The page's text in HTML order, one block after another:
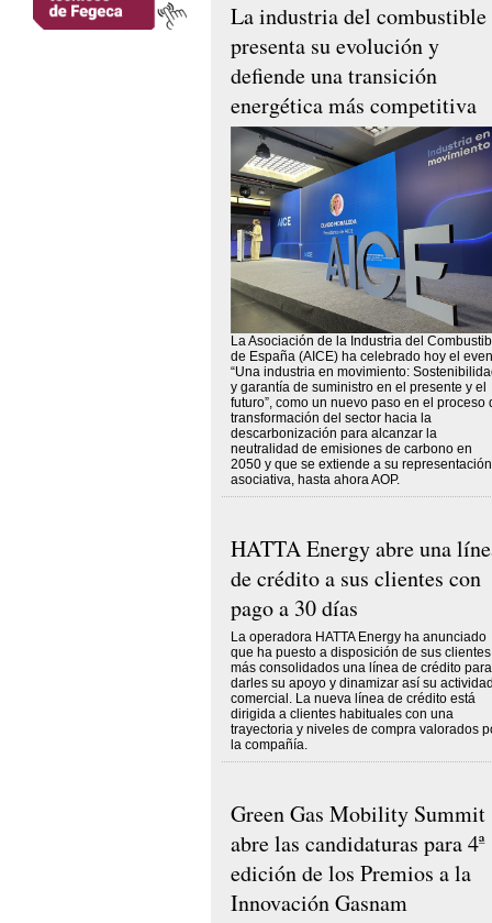
La industria del combustible
presenta su evolución y
defiende una transición
energética más competitiva
La Asociación de la Industria del
de España (AICE) ha celebrado hoy el
“Una industria en movimiento:
y garantía de suministro en el presente y el
futuro”, como un nuevo paso en el proceso
transformación del sector hacia la
descarbonización para alcanzar la
neutralidad de emisiones de carbono en
2050 y que se extiende a su representación
asociativa, hasta ahora AOP.
HATTA Energy abre una
de crédito a sus clientes con
pago a 30 días
La operadora HATTA Energy ha anunciado
que ha puesto a disposición de sus clientes
más consolidados una línea de crédito para
darles su apoyo y dinamizar así su
comercial. La nueva línea de crédito está
dirigida a clientes habituales con una
trayectoria y niveles de compra valorados
la compañía.
Green Gas Mobility Summit
abre las candidaturas para 4ª
edición de los Premios a la
Innovación Gasnam